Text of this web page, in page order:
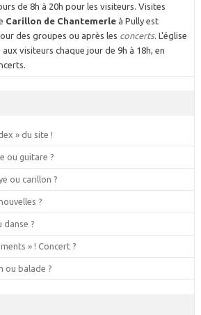
de 8h à 20h pour les visiteurs. Visites
Carillon de Chantemerleà Pully est
des groupes ou après les concerts. L'église
visiteurs chaque jour de 9h à 18h, en
» du site !
ou guitare ?
ou carillon ?
?
danse ?
» ! Concert ?
ou balade ?